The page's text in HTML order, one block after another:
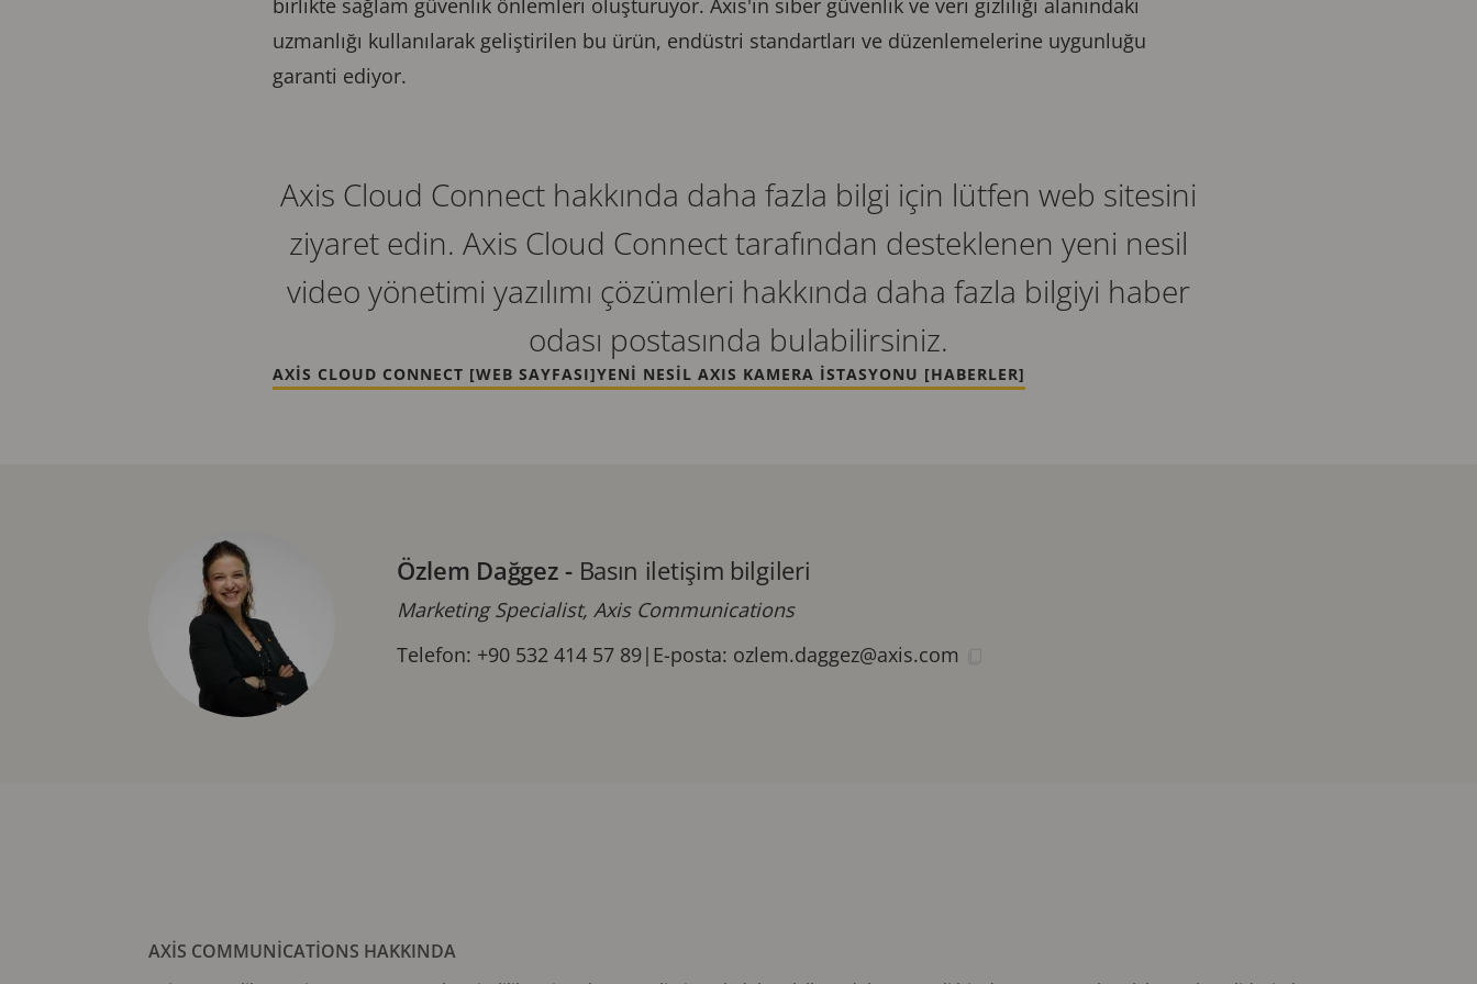
birlikte sağlam güvenlik önlemleri oluşturuyor. Axis'in siber güvenlik ve veri gizliliği alanındaki
uzmanlığı kullanılarak geliştirilen bu ürün, endüstri standartları ve düzenlemelerine uygunluğu
garanti ediyor.
Axis Cloud Connect hakkında daha fazla bilgi için lütfen web sitesini
ziyaret edin. Axis Cloud Connect tarafından desteklenen yeni nesil
video yönetimi yazılımı çözümleri hakkında daha fazla bilgiyi haber
odası postasında bulabilirsiniz.
AXIS CLOUD CONNECT [WEB SAYFASI]YENI NESIL AXIS KAMERA İSTASYONU [HABERLER]
Özlem Dağgez - Basın iletişim bilgileri
Marketing Specialist, Axis Communications
Telefon: +90 532 414 57 89| E-posta: ozlem.daggez@axis.com
AXIS COMMUNICATIONS HAKKINDA